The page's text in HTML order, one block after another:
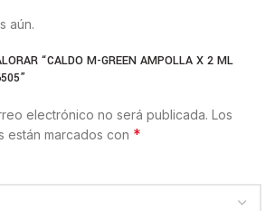
aún.
“CALDO M-GREEN AMPOLLA X 2 ML
electrónico no será publicada. Los
están marcados con *